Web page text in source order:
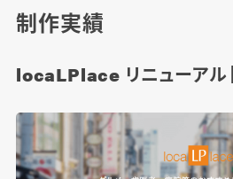
制作実績
locaLPlace リニューアル